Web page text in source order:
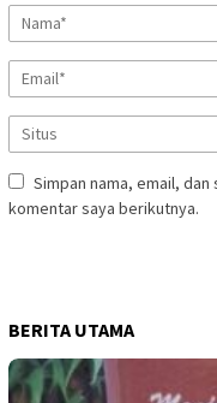
Simpan nama, email,
komentar saya berikutnya.
BERITA UTAMA